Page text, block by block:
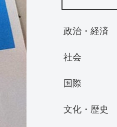
政治・経済
社会
国際
文化・歴史